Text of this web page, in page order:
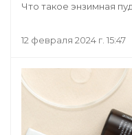
Что такое энзимная
12 февраля 2024 г. 15:47